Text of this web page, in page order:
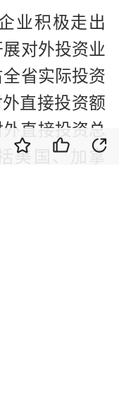
业积极走出
对外投资业
省实际投资
直接投资额
直接投资总
美国、加拿